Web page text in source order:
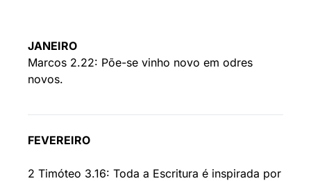
JANEIRO
Marcos 2.22: Põe-se vinho novo em odres
novos.
FEVEREIRO
2 Timóteo 3.16: Toda a Escritura é inspirada por